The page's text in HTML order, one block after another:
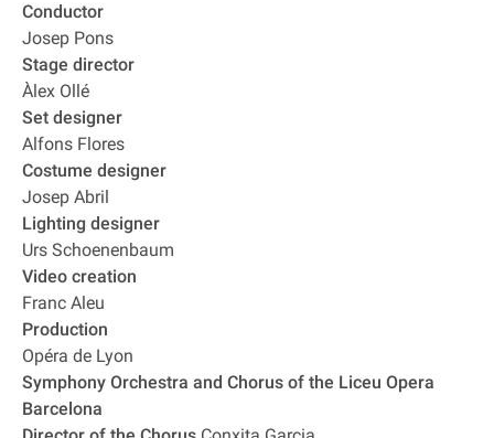
Conductor
Josep Pons
Stage director
Àlex Ollé
Set designer
Alfons Flores
Costume designer
Josep Abril
Lighting designer
Urs Schoenenbaum
Video creation
Franc Aleu
Production
Opéra de Lyon
Symphony Orchestra and Chorus of the Liceu Opera
Barcelona